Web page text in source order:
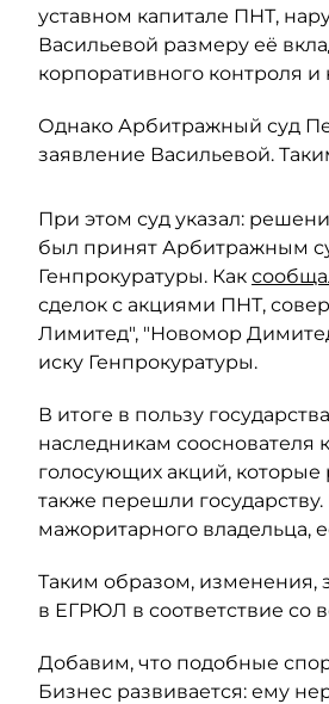
уставном капитале ПНТ,
Васильевой размеру её
корпоративного контроля и
Однако Арбитражный суд
заявление Васильевой.
При этом суд указал:
был принят Арбитражным
Генпрокуратуры. Как
сделок с акциями ПНТ,
Лимитед", "Новомор
иску Генпрокуратуры.
В итоге в пользу государства
наследникам сооснователя
голосующих акций,
также перешли
мажоритарного владельца,
Таким образом, изменения,
в ЕГРЮЛ в соответствие со
Добавим, что подобные
Бизнес развивается: ему